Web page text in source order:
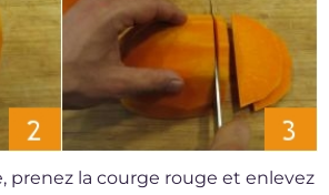
prenez la courge rouge et enlevez